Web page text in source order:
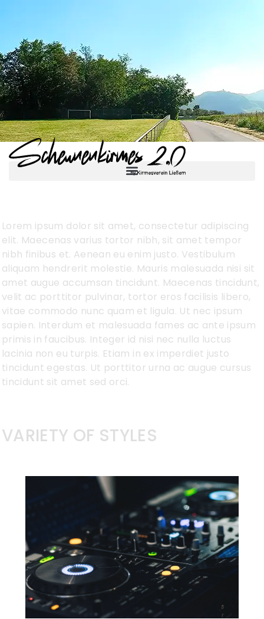
Lorem ipsum dolor sit amet, consectetur adipiscing
elit. Maecenas varius tortor nibh, sit amet tempor
nibh finibus et. Aenean eu enim justo. Vestibulum
aliquam hendrerit molestie. Mauris malesuada nisi sit
amet augue accumsan tincidunt. Maecenas tincidunt,
velit ac porttitor pulvinar, tortor eros facilisis libero,
vitae commodo nunc quam et ligula. Ut nec ipsum
sapien. Interdum et malesuada fames ac ante ipsum
primis in faucibus. Integer id nisi nec nulla luctus
lacinia non eu turpis. Etiam in ex imperdiet justo
tincidunt egestas. Ut porttitor urna ac augue cursus
tincidunt sit amet sed orci.
VARIETY OF STYLES